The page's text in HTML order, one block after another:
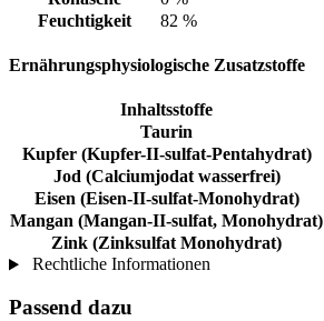
Feuchtigkeit
82 %
Ernährungsphysiologische Zusatzstoffe
Inhaltsstoffe
Taurin
Kupfer (Kupfer-II-sulfat-Pentahydrat)
Jod (Calciumjodat wasserfrei)
Eisen (Eisen-II-sulfat-Monohydrat)
Mangan (Mangan-II-sulfat, Monohydrat)
Zink (Zinksulfat Monohydrat)
Rechtliche Informationen
Passend dazu